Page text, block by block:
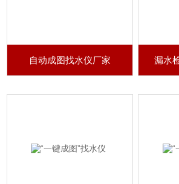
自动成图找水仪厂家 漏水